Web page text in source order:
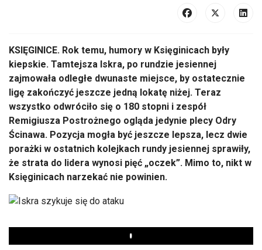
KSIĘGINICE. Rok temu, humory w Księginicach były
kiepskie. Tamtejsza Iskra, po rundzie jesiennej
zajmowała odległe dwunaste miejsce, by ostatecznie
ligę zakończyć jeszcze jedną lokatę niżej. Teraz
wszystko odwróciło się o 180 stopni i zespół
Remigiusza Postrożnego ogląda jedynie plecy Odry
Ścinawa. Pozycja mogła być jeszcze lepsza, lecz dwie
porażki w ostatnich kolejkach rundy jesiennej sprawiły,
że strata do lidera wynosi pięć „oczek”. Mimo to, nikt w
Księginicach narzekać nie powinien.
Play